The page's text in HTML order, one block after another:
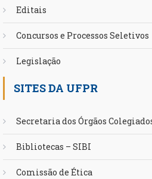
Editais
Concursos e Processos Seletivos
Legislação
SITES DA UFPR
Secretaria dos Órgãos
Bibliotecas – SIBI
Comissão de Ética